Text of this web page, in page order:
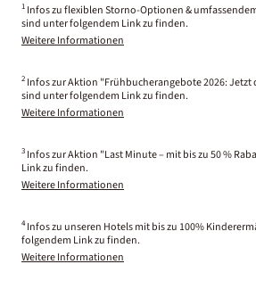
1 Infos zu flexiblen Storno-Optionen &
sind unter folgendem Link zu finden.
Weitere Informationen
2 Infos zur Aktion "Frühbucherangebote 2026: Jetzt
sind unter folgendem Link zu finden.
Weitere Informationen
3 Infos zur Aktion "Last Minute – mit bis zu 50 %
Link zu finden.
Weitere Informationen
4 Infos zu unseren Hotels mit bis zu 100%
folgendem Link zu finden.
Weitere Informationen